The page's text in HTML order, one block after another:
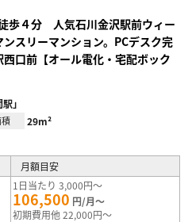
歩４分 人気石川金沢駅前ウィー
スリーマンション。PCデスク完
口前【オール電化・宅配ボック
」
29m²
月額目安
1日当たり 3,000円～
106,500 円/月～
初期費用他 22,000円～